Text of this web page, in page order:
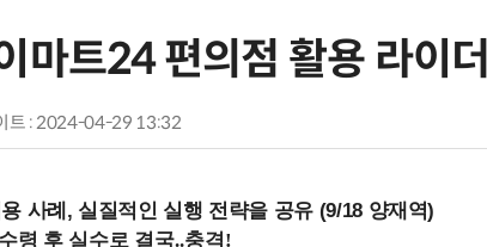
마트24 편의점 활용 라이
트 : 2024-04-29 13:32
사례, 실질적인 실행 전략을 공유 (9/18 양재역)